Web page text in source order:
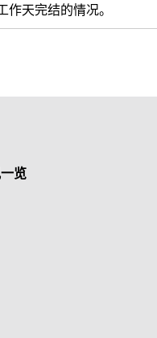
天完结的情况。
览